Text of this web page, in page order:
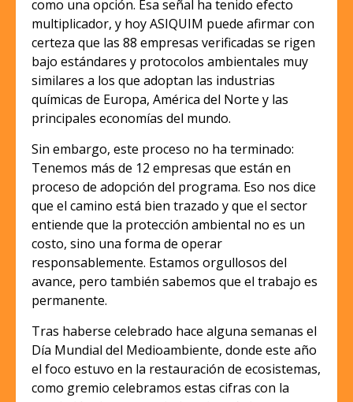
como una opción. Esa señal ha tenido efecto
multiplicador, y hoy ASIQUIM puede afirmar con
certeza que las 88 empresas verificadas se rigen
bajo estándares y protocolos ambientales muy
similares a los que adoptan las industrias
químicas de Europa, América del Norte y las
principales economías del mundo.
Sin embargo, este proceso no ha terminado:
Tenemos más de 12 empresas que están en
proceso de adopción del programa. Eso nos dice
que el camino está bien trazado y que el sector
entiende que la protección ambiental no es un
costo, sino una forma de operar
responsablemente. Estamos orgullosos del
avance, pero también sabemos que el trabajo es
permanente.
Tras haberse celebrado hace alguna semanas el
Día Mundial del Medioambiente, donde este año
el foco estuvo en la restauración de ecosistemas,
como gremio celebramos estas cifras con la